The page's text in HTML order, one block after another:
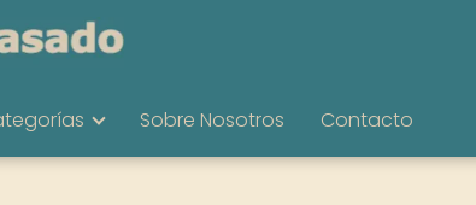
Sobre Nosotros Contacto